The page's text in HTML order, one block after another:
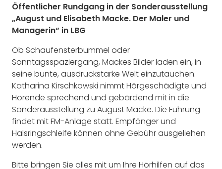
Öffentlicher Rundgang in der Sonderausstellung
„August und Elisabeth Macke. Der Maler und
Managerin“ in LBG
Ob Schaufensterbummel oder
Sonntagsspaziergang, Mackes Bilder laden ein, in
seine bunte, ausdruckstarke Welt einzutauchen.
Katharina Kirschkowski nimmt Hörgeschädigte und
Hörende sprechend und gebärdend mit in die
Sonderausstellung zu August Macke. Die Führung
findet mit FM-Anlage statt. Empfänger und
Halsringschleife können ohne Gebühr ausgeliehen
werden.
Bitte bringen Sie alles mit um Ihre Hörhilfen auf das